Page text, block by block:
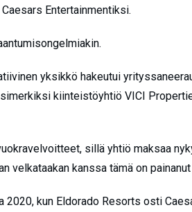
Entertainmentiksi.
yksikkö hakeutui
kiinteistöyhtiö VICI
sillä yhtiö maksaa
velkataakan kanssa tämä on
2020, kun Eldorado Resorts osti